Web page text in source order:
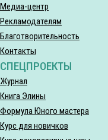
Медиа-центр
Рекламодателям
Благотворительность
Контакты
СПЕЦПРОЕКТЫ
Журнал
Книга Элины
Формула Юного мастера
Курс для новичков